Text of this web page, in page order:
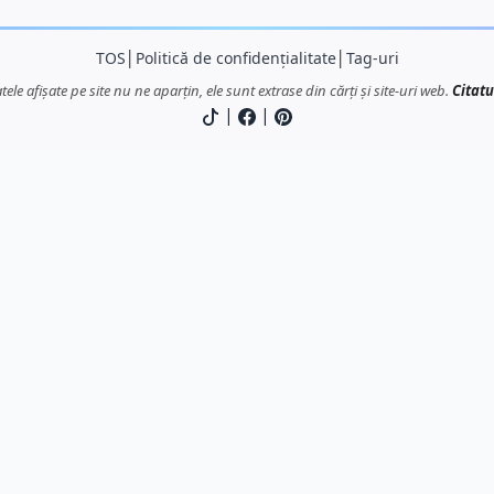
TOS Politică de confidențialitate│ Tag-uri
afișate pe site nu ne aparțin, ele sunt extrase din cărți și site-uri web.
| |